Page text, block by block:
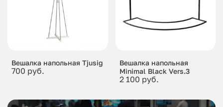
Вешалка напольная Tjusig
700 руб.
Вешалка напольная
Minimal Black Vers.3
2 100 руб.